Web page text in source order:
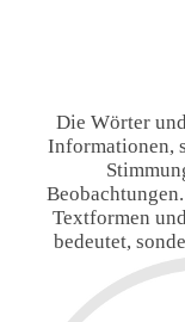
Die Wörter
Informationen,
Textformen
bedeutet,